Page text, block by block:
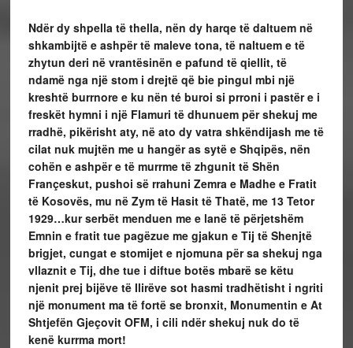
Ndër dy shpella të thella, nën dy harqe të daltuem në
shkambijtë e ashpër të maleve tona, të naltuem e të
zhytun deri në vrantësinën e pafund të qiellit, të
ndamë nga një stom i drejtë që bie pingul mbi një
kreshtë burrnore e ku nën té buroi si prroni i pastër e i
freskët hymni i një Flamuri të dhunuem për shekuj me
rradhë, pikërisht aty, në ato dy vatra shkëndijash me të
cilat nuk mujtën me u hangër as sytë e Shqipës, nën
cohën e ashpër e të murrme të zhgunit të Shën
Françeskut, pushoi së rrahuni Zemra e Madhe e Fratit
të Kosovës, mu në Zym të Hasit të Thatë, me 13 Tetor
1929…kur serbët menduen me e lanë të përjetshëm
Emnin e fratit tue pagëzue me gjakun e Tij të Shenjtë
brigjet, cungat e stomijet e njomuna për sa shekuj nga
vllaznit e Tij, dhe tue i diftue botës mbarë se këtu
njenit prej bijëve të Ilirëve sot hasmi tradhëtisht i ngriti
një monument ma të fortë se bronxit, Monumentin e At
Shtjefën Gjeçovit OFM, i cili ndër shekuj nuk do të
kenë kurrma mort!